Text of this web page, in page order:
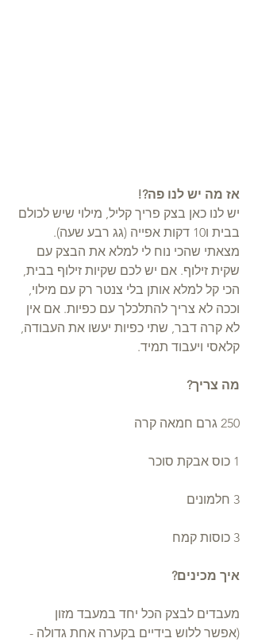
אז מה יש לנו פה?!
יש לנו כאן בצק פריך קליל, מילוי שיש לכולם
בבית ו10 דקות אפייה (גג רבע שעה).
מצאתי שהכי נוח לי למלא את הבצק עם
שקית זילוף. אם יש לכם שקיות זילוף בבית,
הכי קל למלא אותן בלי צנטר רק עם מילוי,
וככה לא צריך להתלכלך עם כפיות. אם אין
לא קרה דבר, שתי כפיות יעשו את העבודה,
קלאסי ויעבוד תמיד.
מה צריך?
250 גרם חמאה קרה
1 כוס אבקת סוכר
3 חלמונים
3 כוסות קמח
איך מכינים?
מעבדים לבצק הכל יחד במעבד מזון
(אפשר ללוש בידיים בקערה אחת גדולה -